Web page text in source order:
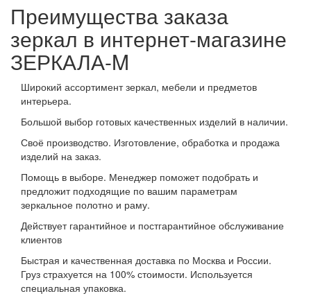
Преимущества заказа
зеркал в интернет-магазине
ЗЕРКАЛА-M
Широкий ассортимент зеркал, мебели и предметов
интерьера.
Большой выбор готовых качественных изделий в наличии.
Своё производство. Изготовление, обработка и продажа
изделий на заказ.
Помощь в выборе. Менеджер поможет подобрать и
предложит подходящие по вашим параметрам
зеркальное полотно и раму.
Действует гарантийное и постгарантийное обслуживание
клиентов
Быстрая и качественная доставка по Москва и России.
Груз страхуется на 100% стоимости. Используется
специальная упаковка.